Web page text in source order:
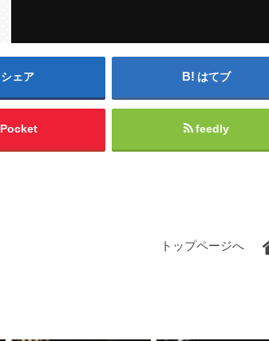
シェア はてブ
Pocket feedly
トップページへ